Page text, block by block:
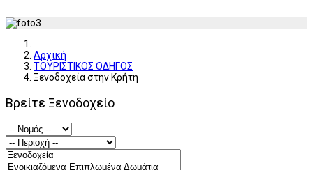
Αρχική
ΤΟΥΡΙΣΤΙΚΟΣ ΟΔΗΓΟΣ
Ξενοδοχεία στην Κρήτη
Βρείτε Ξενοδοχείο